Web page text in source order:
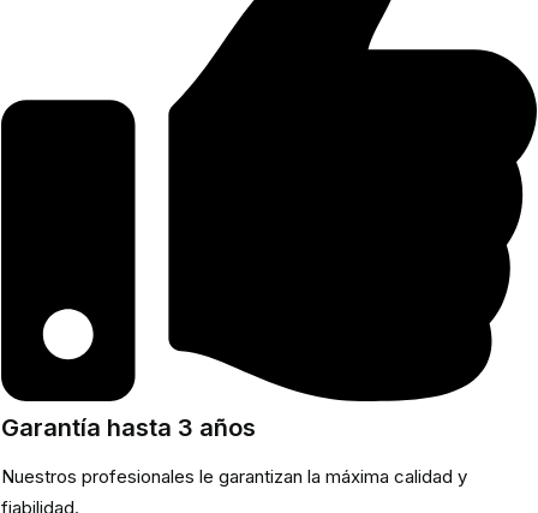
Garantía hasta 3 años
Nuestros profesionales le garantizan la máxima calidad y
fiabilidad.